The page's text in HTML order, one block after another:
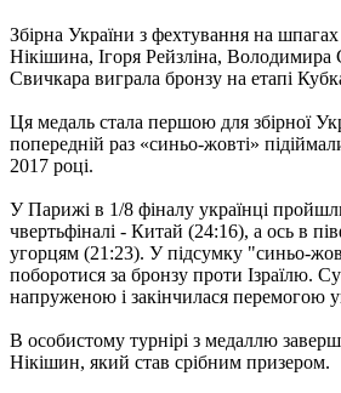
Збірна України з фехтування на шпагах
Нікішина, Ігоря Рейзліна, Володимира
Свичкара виграла бронзу на етапі
Ця медаль стала першою для збірної
попередній раз «синьо-жовті»
2017 році.
У Парижі в 1/8 фіналу українці
чвертьфіналі - Китай (24:16), а ось в
угорцям (21:23). У підсумку "синьо-
поборотися за бронзу проти Ізраїлю.
напруженою і закінчилася перемогою
В особистому турнірі з медаллю
Нікішин, який став срібним призером.